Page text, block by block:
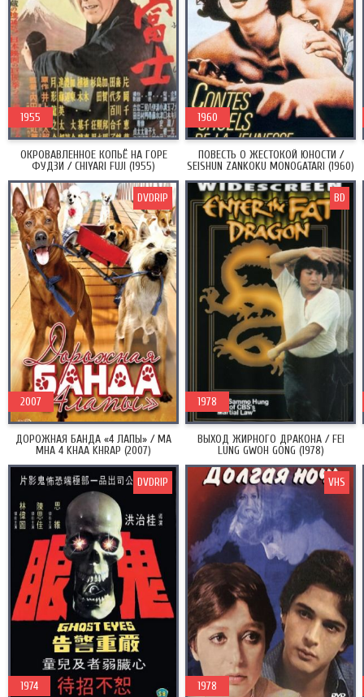
ОКРОВАВЛЕННОЕ КОПЬЁ НА ГОРЕ
ФУДЗИ / CHIYARI FUJI (1955)
1955
ПОВЕСТЬ О ЖЕСТОКОЙ ЮНОСТИ /
SEISHUN ZANKOKU MONOGATARI (1960)
1960
ДОРОЖНАЯ БАНДА «4 ЛАПЫ» / MA
MHA 4 KHAA KHRAP (2007)
2007
DVDRIP
ВЫХОД ЖИРНОГО ДРАКОНА / FEI
LUNG GWOH GONG (1978)
1978
BD
1974
DVDRIP
1978
VHS